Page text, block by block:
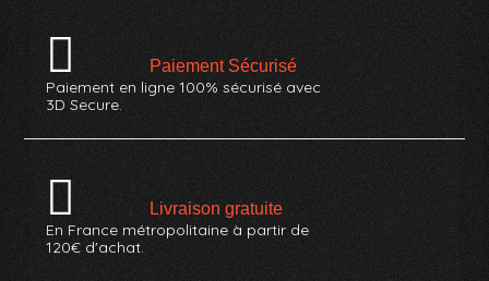
Paiement Sécurisé
Paiement en ligne 100% sécurisé avec
3D Secure.
Livraison gratuite
En France métropolitaine à partir de
120€ d'achat.